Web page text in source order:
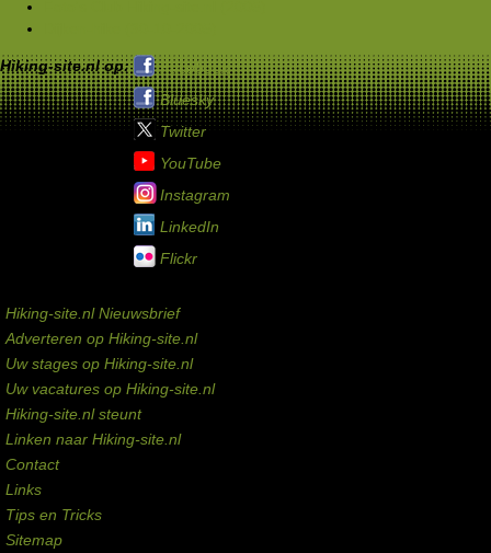
Hiking-site.nl op:
Facebook
Bluesky
Twitter
YouTube
Instagram
LinkedIn
Flickr
Hiking-site.nl Nieuwsbrief
Adverteren op Hiking-site.nl
Uw stages op Hiking-site.nl
Uw vacatures op Hiking-site.nl
Hiking-site.nl steunt
Linken naar Hiking-site.nl
Contact
Links
Tips en Tricks
Sitemap